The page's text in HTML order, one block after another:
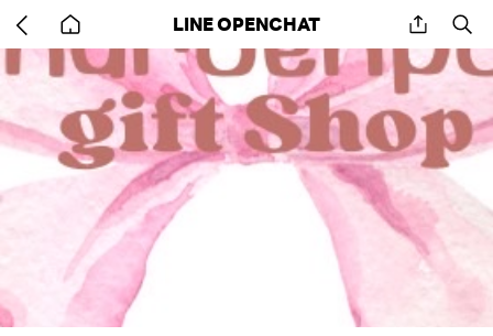
back
to
home
LINE OPENCHAT share